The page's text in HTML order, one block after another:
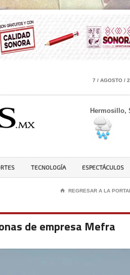
7 / AGOSTO /
Hermosillo,
TECNOLOGÍA ESPECTÁCULOS
⌂ REGRESAR A LA
de empresa Mefra